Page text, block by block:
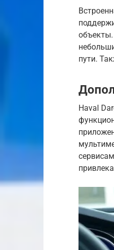
объекты.
пути.
Haval